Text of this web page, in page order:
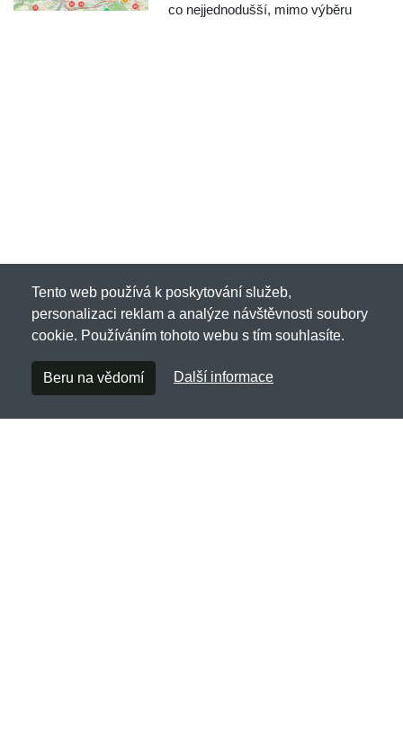
co nejjednodušší, mimo výběru
Tento web používá k poskytování služeb,
personalizaci reklam a analýze návštěvnosti soubory
cookie. Používáním tohoto webu s tím souhlasíte.
Beru na vědomí Další informace